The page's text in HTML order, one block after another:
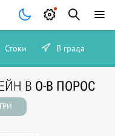
Стоки В града
В О-В ПОРОС